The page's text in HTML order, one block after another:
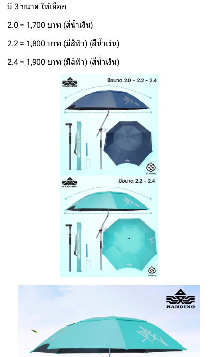
มี 3 ขนาด ให้เลือก
2.0 = 1,700 บาท (สีน้ำเงิน)
2.2 = 1,800 บาท (มีสีฟ้า) (สีน้ำเงิน)
2.4 = 1,900 บาท (มีสีฟ้า) (สีน้ำเงิน)